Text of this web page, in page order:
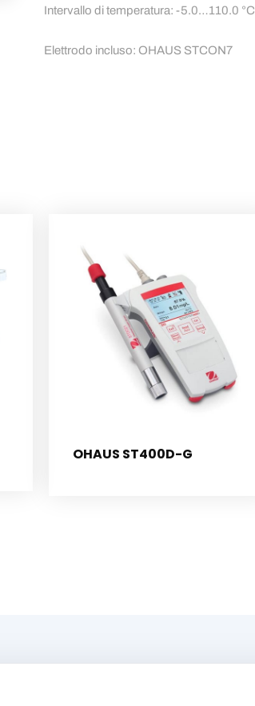
Intervallo di temperatura: -5.0…110.0 °C
Elettrodo incluso: OHAUS STCON7
OHAUS ST400D-G